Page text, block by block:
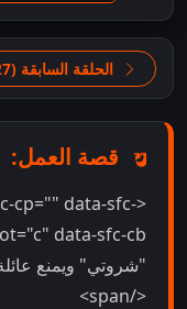
الحلقة السابقة (427)
قصة العمل:
cp="" data-sfc-
"شروتي" ويمنع
</span>